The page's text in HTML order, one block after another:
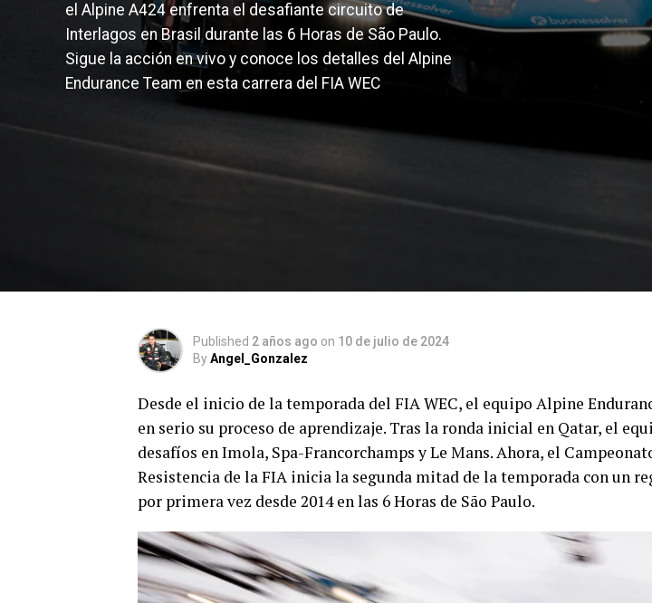
el Alpine A424 enfrenta el desafiante circuito de
Interlagos en Brasil durante las 6 Horas de São Paulo.
Sigue la acción en vivo y conoce los detalles del Alpine
Endurance Team en esta carrera del FIA WEC
Published 2 años ago on 10 de julio de 2024
ByAngel_Gonzalez
Desde el inicio de la temporada del FIA WEC, el equipo Alpine
en serio su proceso de aprendizaje. Tras la ronda inicial en Qatar, el
desafíos en Imola, Spa-Francorchamps y Le Mans. Ahora, el
Resistencia de la FIA inicia la segunda mitad de la temporada con un
por primera vez desde 2014 en las 6 Horas de São Paulo.